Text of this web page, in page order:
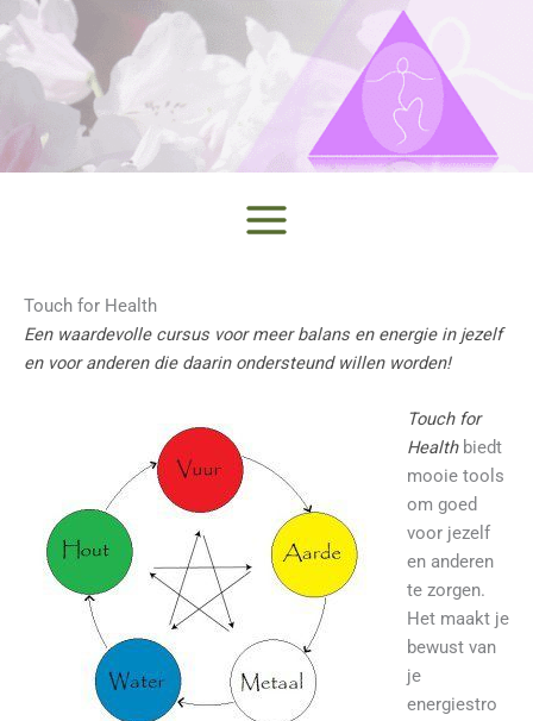
Ga
naar
de
inhoud
Touch for Health
Een waardevolle cursus voor meer balans en energie in jezelf
en voor anderen die daarin ondersteund willen worden!
Touch for
Healthbiedt
mooie tools
om goed
voor jezelf
en anderen
te zorgen.
Het maakt je
bewust van
je
energiestro